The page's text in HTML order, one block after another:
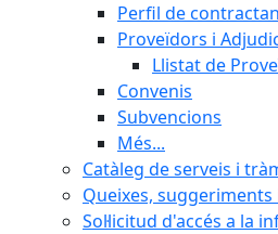
Perfil de
Proveïdors i
Llistat de
Convenis
Subvencions
Més...
Catàleg de serveis i
Queixes,
Sol·licitud d'accés a la